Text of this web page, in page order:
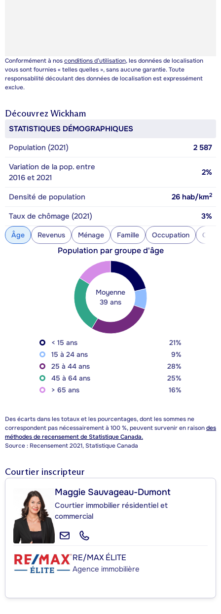
Conformément à nosconditions d’utilisation, les données de localisation
vous sont fournies « telles quelles », sans aucune garantie. Toute
responsabilité découlant des données de localisation est expressément
exclue.
Découvrez Wickham
STATISTIQUES DÉMOGRAPHIQUES
Population (2021)
2 587
Variation de la pop. entre
2016 et 2021
2%
Densité de population 26 hab/km2
Taux de chômage (2021) 3%
Âge Revenus Ménage Famille Occupation
Population par groupe d'âge
Moyenne
39 ans
< 15 ans
21%
15 à 24 ans
9%
25 à 44 ans
28%
45 à 64 ans
25%
> 65 ans
16%
Des écarts dans les totaux et les pourcentages, dont les sommes ne
correspondent pas nécessairement à 100 %, peuvent survenir en raisondes
méthodes de recensement de Statistique Canada.
Source : Recensement 2021, Statistique Canada
Courtier inscripteur
Maggie Sauvageau-Dumont
Courtier immobilier résidentiel et
commercial
RE/MAX ÉLITE
Agence immobilière